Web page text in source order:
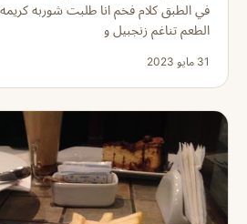
في الطبق كلام فخم انا طلبت شوربه كريمه
الطعم تناغم زنجبيل و
31 مايو 2023